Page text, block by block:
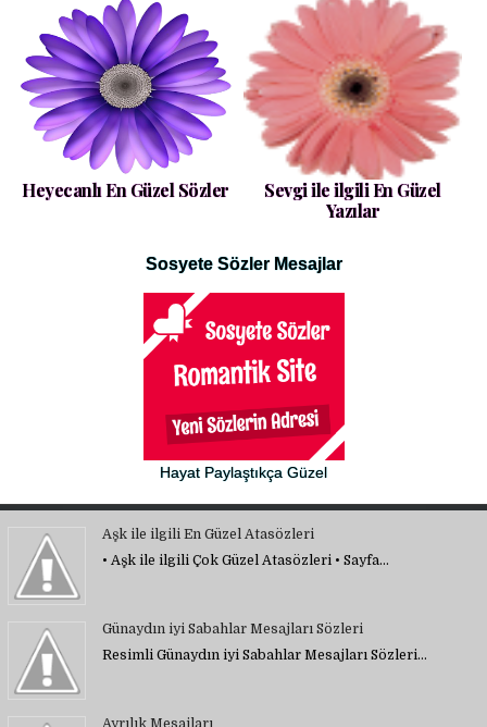
Heyecanlı En Güzel Sözler
Sevgi ile ilgili En Güzel
Yazılar
Sosyete Sözler Mesajlar
Hayat Paylaştıkça Güzel
Aşk ile ilgili En Güzel Atasözleri
• Aşk ile ilgili Çok Güzel Atasözleri • Sayfa…
Günaydın iyi Sabahlar Mesajları Sözleri
Resimli Günaydın iyi Sabahlar Mesajları Sözleri…
Ayrılık Mesajları